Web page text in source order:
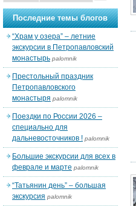
Последние темы блогов
“Храм у озера” – летние
экскурсии в Петропавловский
монастырь palomnik
Престольный праздник
Петропавловского
монастыря palomnik
Поездки по России 2026 –
специально для
дальневосточников ! palomnik
Большие экскурсии для всех в
феврале и марте palomnik
“Татьянин день” – большая
экскурсия palomnik